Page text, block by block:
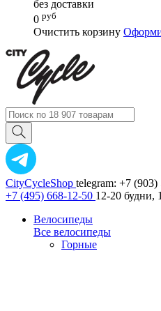
без доставки
0 руб
Очистить корзину
CityCycleShop telegram: +7 (903)
+7 (495) 668-12-50 12-20 будни,
Велосипеды
Все велосипеды
Горные